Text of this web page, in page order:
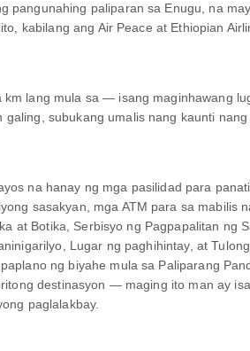
pangunahing paliparan sa Enugu, na
kabilang ang Air Peace at Ethiopian
lang mula sa — isang maginhawang
subukang umalis nang kaunti
na hanay ng mga pasilidad para
sasakyan, mga ATM para sa mabilis
at Botika, Serbisyo ng Pagpapalitan ng
Lugar ng paghihintay, at
ng biyahe mula sa Paliparang
destinasyon — maging ito man ay
paglalakbay.